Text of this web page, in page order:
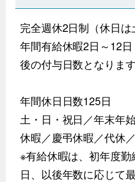
完全週休2日制（休日は
年間有給休暇2日～12
後の付与日数となります
年間休日日数125日
土・日・祝日／年末年
休暇／慶弔休暇／代休
※有給休暇は、初年度
日、以後年数に応じて